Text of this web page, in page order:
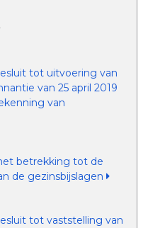
tot uitvoering van
van 25 april 2019
van
betrekking tot de
de gezinsbijslagen
tot vaststelling van